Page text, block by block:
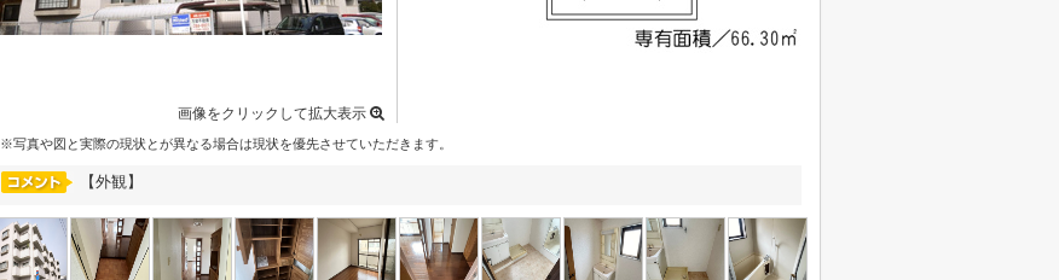
画像をクリックして拡大表示
※写真や図と実際の現状とが異なる場合は現状を優先させていただきます。
【外観】